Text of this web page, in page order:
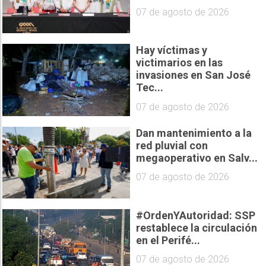
07 de agosto de 2026
Hay víctimas y
victimarios en las
invasiones en San José
Tec...
07 de agosto de 2026
Dan mantenimiento a la
red pluvial con
megaoperativo en Salv...
07 de agosto de 2026
#OrdenYAutoridad: SSP
restablece la circulación
en el Perifé...
07 de agosto de 2026